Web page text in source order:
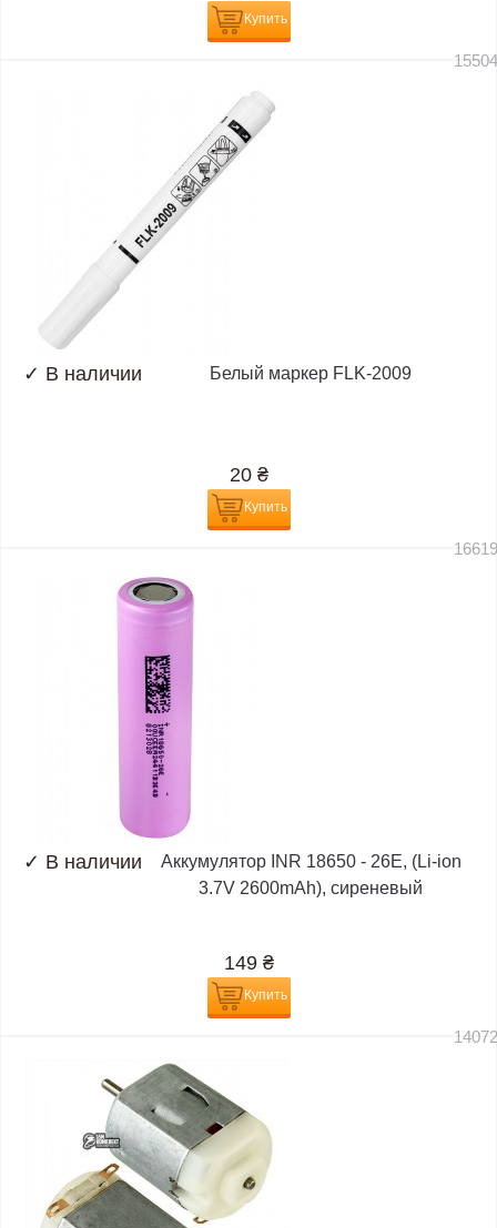
Купить
✓ В наличии Белый маркер FLK-2009
20 ₴
Купить
✓ В наличии
Аккумулятор INR 18650 - 26E, (Li-ion
3.7V 2600mAh), сиреневый
149 ₴
Купить